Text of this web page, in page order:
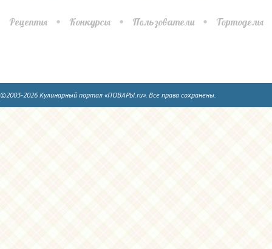
Рецепты Конкурсы Пользователи Тортоделы
©2003-2026 Кулинарный портал «ПОВАРЫ.ru». Все права сохранены.